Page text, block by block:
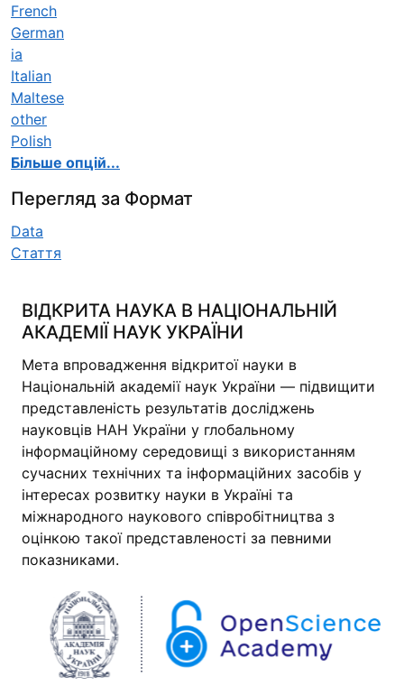
French
German
ia
Italian
Maltese
other
Polish
Більше опцій...
Перегляд за Формат
Data
Стаття
ВІДКРИТА НАУКА В НАЦІОНАЛЬНІЙ
АКАДЕМІЇ НАУК УКРАЇНИ
Мета впровадження відкритої науки в
Національній академії наук України — підвищити
представленість результатів досліджень
науковців НАН України у глобальному
інформаційному середовищі з використанням
сучасних технічних та інформаційних засобів у
інтересах розвитку науки в Україні та
міжнародного наукового співробітництва з
оцінкою такої представленості за певними
показниками.